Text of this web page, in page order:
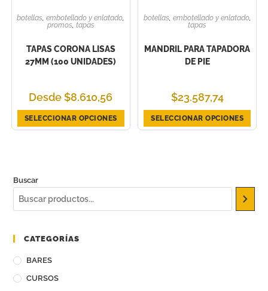
botellas ,embotellado y enlatado
promos tapas
TAPAS CORONA LISAS
27MM (100 UNIDADES)
Desde $8.610,56
SELECCIONAR OPCIONES
botellas embotellado y enlatado,
tapas
MANDRIL PARA TAPADORA
DE PIE
$23.587,74
SELECCIONAR OPCIONES
Buscar
CATEGORÍAS
BARES
CURSOS